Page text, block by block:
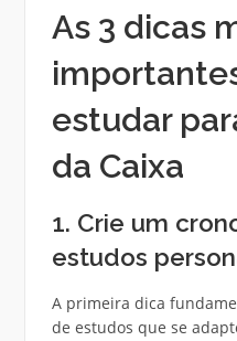
As 3 dicas
estudar
da Caixa
1. Crie um
estudos
A primeira dica
de estudos que se